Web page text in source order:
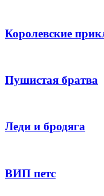
Королевские
Пушистая братва
Леди и бродяга
ВИП петс